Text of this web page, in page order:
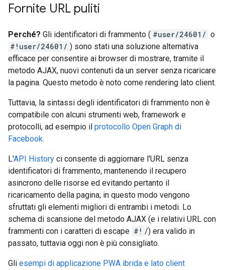
Fornite URL puliti
Perché? Gli identificatori di frammento ( #user/24601/ o
#!user/24601/ ) sono stati una soluzione alternativa
efficace per consentire ai browser di mostrare, tramite il
metodo AJAX, nuovi contenuti da un server senza ricaricare
la pagina. Questo metodo è noto come rendering lato client.
Tuttavia, la sintassi degli identificatori di frammento non è
compatibile con alcuni strumenti web, framework e
protocolli, ad esempio il protocollo Open Graph di
Facebook.
L'API History ci consente di aggiornare l'URL senza
identificatori di frammento, mantenendo il recupero
asincrono delle risorse ed evitando pertanto il
ricaricamento della pagina; in questo modo vengono
sfruttati gli elementi migliori di entrambi i metodi. Lo
schema di scansione del metodo AJAX (e i relativi URL con
frammenti con i caratteri di escape #! /) era valido in
passato, tuttavia oggi non è più consigliato.
Gli esempi di applicazione PWA ibrida e lato client